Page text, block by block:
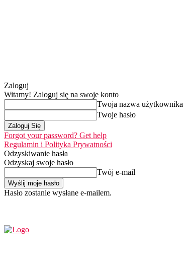
Zaloguj
Witamy! Zaloguj się na swoje konto
Twoja nazwa użytkownika
Twoje hasło
Forgot your password? Get help
Regulamin i Polityka Prywatności
Odzyskiwanie hasła
Odzyskaj swoje hasło
Twój e-mail
Hasło zostanie wysłane e-mailem.